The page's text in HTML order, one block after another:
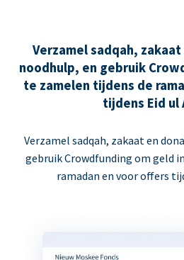
Verzamel sadqah,
noodhulp, en gebruik
te zamelen tijdens de
tijdens Eid ul
Verzamel sadqah, zakaat en
gebruik Crowdfunding om geld
ramadan en voor offers